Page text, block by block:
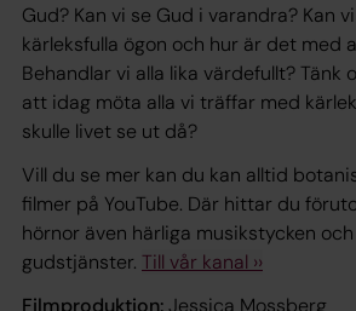
Gud? Kan vi se Gud i varandra? Kan
kärleksfulla ögon och hur är det med
Behandlar vi alla lika värdefullt? Tänk
att idag möta alla vi träffar med
skulle livet se ut då?
Vill du se mer kan du kan alltid
filmer på YouTube. Där hittar du
hörnor även härliga musikstycken
gudstjänster. Till vår kanal ››
Filmproduktion:Jessica Mossberg